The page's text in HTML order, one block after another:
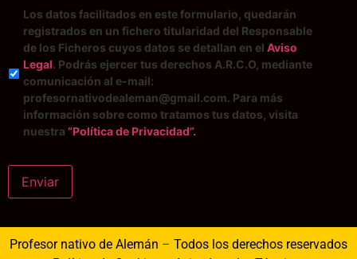
Los datos facilitados en este formulario, quedarán
registrados en un fichero titularidad del Responsable
de los Ficheros cuyos datos se detallan en el Aviso
Legal. Podrás ejercer tus derechos A.R.C.O, mediante
comunicación al e-mail:
profesornativodealeman@gmail.com. Para más
información sobre como tratamos tus datos, visita
nuestra “Política de Privacidad”.
Enviar
Profesor nativo de Alemán – Todos los derechos reservados